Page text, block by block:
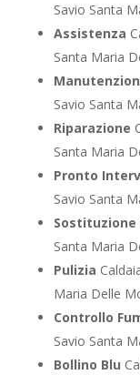
Savio Santa
Assistenza
Santa Maria
Savio Santa
Riparazione
Santa Maria
Pronto
Savio Santa
Sostituzione
Santa Maria
Pulizia
Maria Delle
Controllo
Savio Santa
Bollino Blu